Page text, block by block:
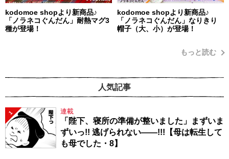
kodomoe shopより新商品♪
「ノラネコぐんだん」耐熱マグ3
種が登場！
kodomoe shopより新商品♪
「ノラネコぐんだん」なりきり
帽子（大、小）が登場！
もっと読む
人気記事
1 連載
「陛下、寝所の準備が整いました」まずいま
ずいっ!! 逃げられない――!!!【母は転生して
も母でした・8】